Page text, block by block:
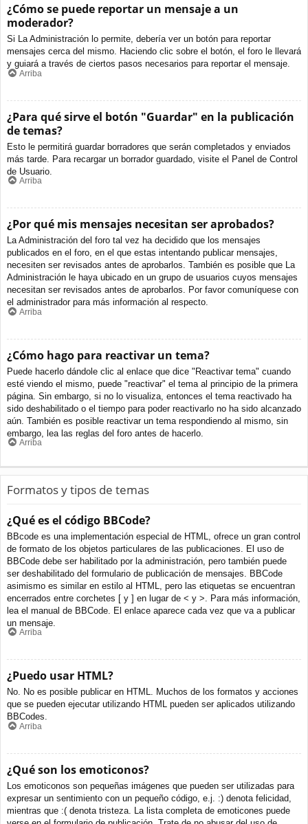
¿Cómo se puede reportar un mensaje a un
moderador?
Si La Administración lo permite, debería ver un botón para reportar
mensajes cerca del mismo. Haciendo clic sobre el botón, el foro le llevará
y guiará a través de ciertos pasos necesarios para reportar el mensaje.
Arriba
¿Para qué sirve el botón "Guardar" en la publicación
de temas?
Esto le permitirá guardar borradores que serán completados y enviados
más tarde. Para recargar un borrador guardado, visite el Panel de Control
de Usuario.
Arriba
¿Por qué mis mensajes necesitan ser aprobados?
La Administración del foro tal vez ha decidido que los mensajes
publicados en el foro, en el que estas intentando publicar mensajes,
necesiten ser revisados antes de aprobarlos. También es posible que La
Administración le haya ubicado en un grupo de usuarios cuyos mensajes
necesitan ser revisados antes de aprobarlos. Por favor comuníquese con
el administrador para más información al respecto.
Arriba
¿Cómo hago para reactivar un tema?
Puede hacerlo dándole clic al enlace que dice "Reactivar tema" cuando
esté viendo el mismo, puede "reactivar" el tema al principio de la primera
página. Sin embargo, si no lo visualiza, entonces el tema reactivado ha
sido deshabilitado o el tiempo para poder reactivarlo no ha sido alcanzado
aún. También es posible reactivar un tema respondiendo al mismo, sin
embargo, lea las reglas del foro antes de hacerlo.
Arriba
Formatos y tipos de temas
¿Qué es el código BBCode?
BBcode es una implementación especial de HTML, ofrece un gran control
de formato de los objetos particulares de las publicaciones. El uso de
BBCode debe ser habilitado por la administración, pero también puede
ser deshabilitado del formulario de publicación de mensajes. BBCode
asimismo es similar en estilo al HTML, pero las etiquetas se encuentran
encerrados entre corchetes [ y ] en lugar de < y >. Para más información,
lea el manual de BBCode. El enlace aparece cada vez que va a publicar
un mensaje.
Arriba
¿Puedo usar HTML?
No. No es posible publicar en HTML. Muchos de los formatos y acciones
que se pueden ejecutar utilizando HTML pueden ser aplicados utilizando
BBCodes.
Arriba
¿Qué son los emoticonos?
Los emoticonos son pequeñas imágenes que pueden ser utilizadas para
expresar un sentimiento con un pequeño código, e.j. :) denota felicidad,
mientras que :( denota tristeza. La lista completa de emoticones puede